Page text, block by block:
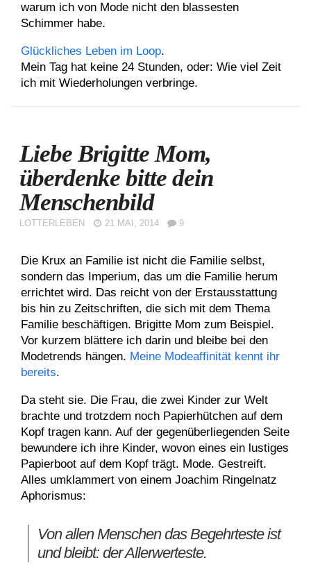
warum ich von Mode nicht den blassesten
Schimmer habe.
Glückliches Leben im Loop.
Mein Tag hat keine 24 Stunden, oder: Wie viel Zeit
ich mit Wiederholungen verbringe.
Liebe Brigitte Mom,
überdenke bitte dein
Menschenbild
LOTTERLEBEN 21 MAI, 2014 9
Die Krux an Familie ist nicht die Familie selbst,
sondern das Imperium, das um die Familie herum
errichtet wird. Das reicht von der Erstausstattung
bis hin zu Zeitschriften, die sich mit dem Thema
Familie beschäftigen. Brigitte Mom zum Beispiel.
Vor kurzem blättere ich darin und bleibe bei den
Modetrends hängen. Meine Modeaffinität kennt ihr
bereits.
Da steht sie. Die Frau, die zwei Kinder zur Welt
brachte und trotzdem noch Papierhütchen auf dem
Kopf tragen kann. Auf der gegenüberliegenden Seite
bewundere ich ihre Kinder, wovon eines ein lustiges
Papierboot auf dem Kopf trägt. Mode. Gestreift.
Alles umklammert von einem Joachim Ringelnatz
Aphorismus:
Von allen Menschen das Begehrteste ist
und bleibt: der Allerwerteste.